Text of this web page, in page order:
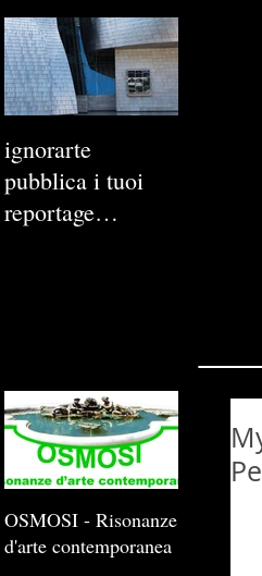
ignorarte
pubblica i tuoi
reportage
OSMOSI - Risonanze
d'arte contemporanea